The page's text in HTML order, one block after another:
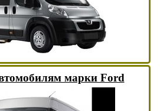
марки Ford